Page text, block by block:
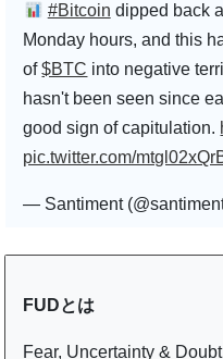
#Bitcoin dipped back
Monday hours, and this
of$BTC into negative
hasn't been seen since
good sign of capitulation.
pic.twitter.com/
— Santiment
FUDとは
Fear, Uncertainty &